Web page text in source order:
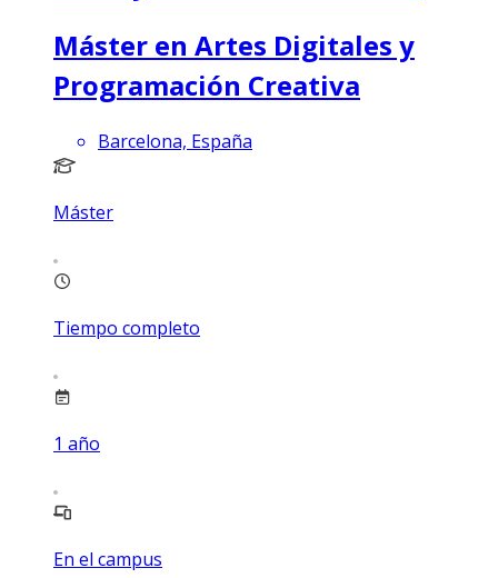
Máster en Artes Digitales y
Programación Creativa
Barcelona, España
Máster
Tiempo completo
1 año
En el campus